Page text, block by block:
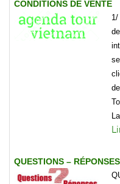
CONDITIONS DE VENTE
QUESTIONS – RÉPONSES